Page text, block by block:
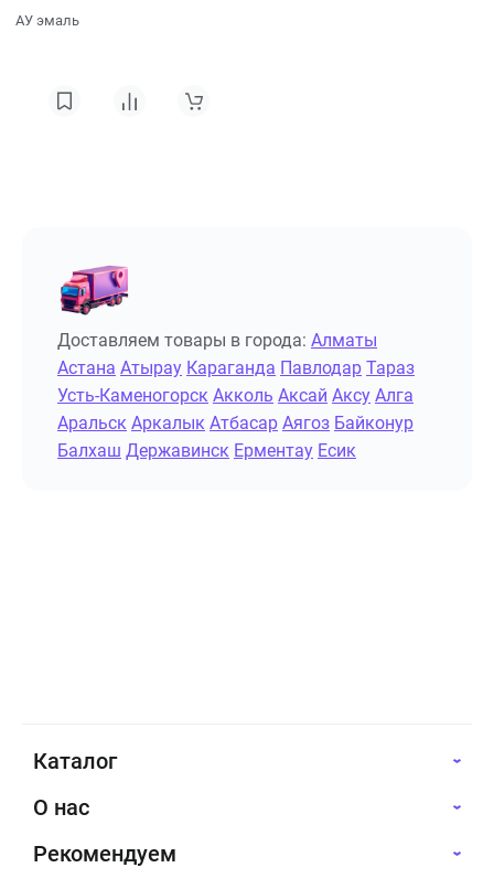
АУ эмаль
Доставляем товары в города: Алматы
Астана Атырау Караганда Павлодар Тараз
Усть-Каменогорск Акколь Аксай Аксу Алга
Аральск Аркалык Атбасар Аягоз Байконур
Балхаш Державинск Ерментау Есик
Каталог
О нас
Рекомендуем